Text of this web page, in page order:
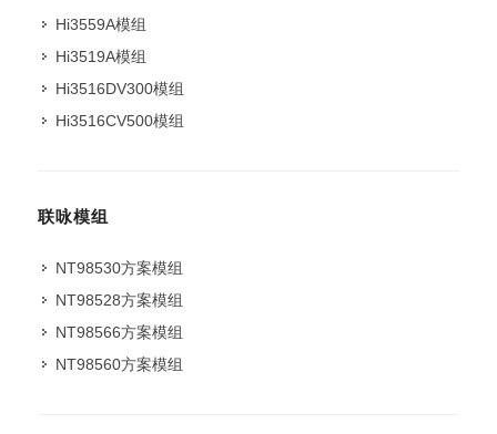
Hi3559A模组
Hi3519A模组
Hi3516DV300模组
Hi3516CV500模组
联咏模组
NT98530方案模组
NT98528方案模组
NT98566方案模组
NT98560方案模组